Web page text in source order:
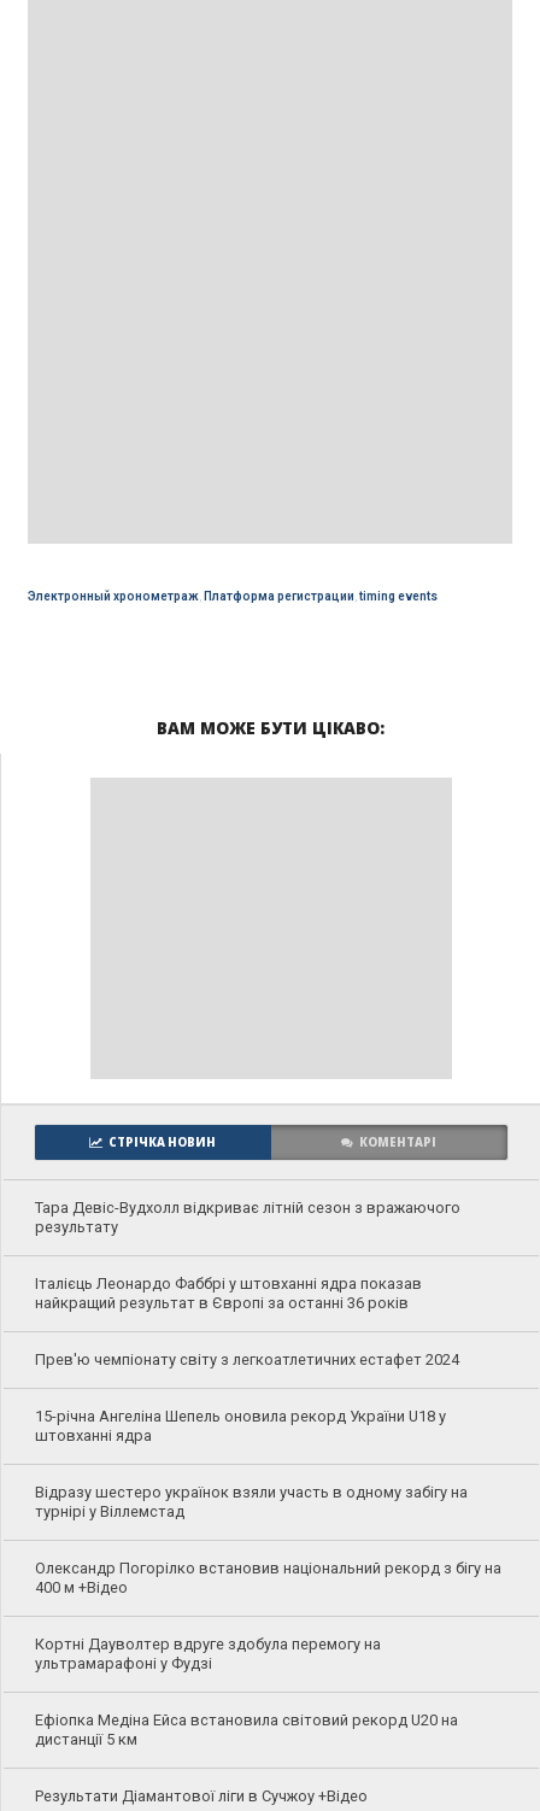
Электронный хронометраж, Платформа регистрации timing events
ВАМ МОЖЕ БУТИ ЦІКАВО:
СТРІЧКА НОВИН КОМЕНТАРІ
Тара Девіс-Вудхолл відкриває літній сезон з вражаючого
результату
Італієць Леонардо Фаббрі у штовханні ядра показав
найкращий результат в Європі за останні 36 років
Прев'ю чемпіонату світу з легкоатлетичних естафет 2024
15-річна Ангеліна Шепель оновила рекорд України U18 у
штовханні ядра
Відразу шестеро українок взяли участь в одному забігу на
турнірі у Віллемстад
Олександр Погорілко встановив національний рекорд з бігу на
400 м +Відео
Кортні Дауволтер вдруге здобула перемогу на
ультрамарафоні у Фудзі
Ефіопка Медіна Ейса встановила світовий рекорд U20 на
дистанції 5 км
Результати Діамантової ліги в Сучжоу +Відео